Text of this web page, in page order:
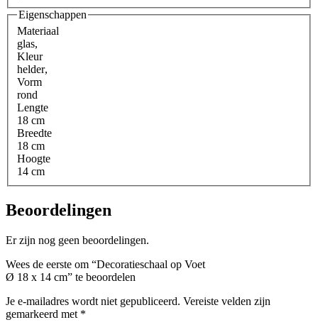
Eigenschappen
Materiaal
glas,
Kleur
helder,
Vorm
rond
Lengte
18 cm
Breedte
18 cm
Hoogte
14 cm
Beoordelingen
Er zijn nog geen beoordelingen.
Wees de eerste om “Decoratieschaal op Voet
Ø 18 x 14 cm” te beoordelen
Je e-mailadres wordt niet gepubliceerd. Vereiste velden zijn
gemarkeerd met *